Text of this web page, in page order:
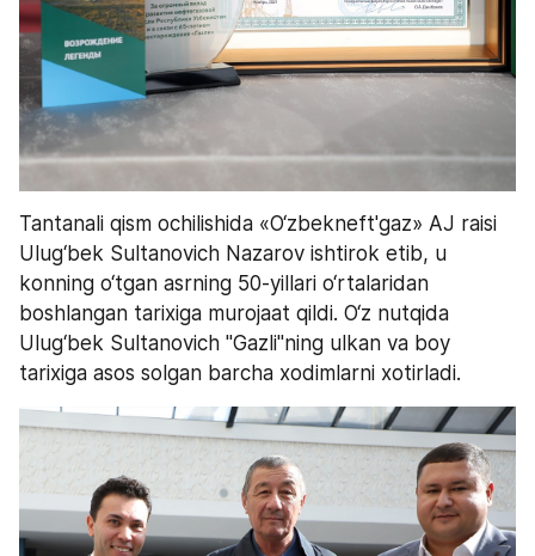
Tantanali qism ochilishida «O‘zbekneft'gaz» AJ raisi
Ulug‘bek Sultanovich Nazarov ishtirok etib, u
konning o‘tgan asrning 50-yillari o‘rtalaridan
boshlangan tarixiga murojaat qildi. O‘z nutqida
Ulug‘bek Sultanovich "Gazli"ning ulkan va boy
tarixiga asos solgan barcha xodimlarni xotirladi.